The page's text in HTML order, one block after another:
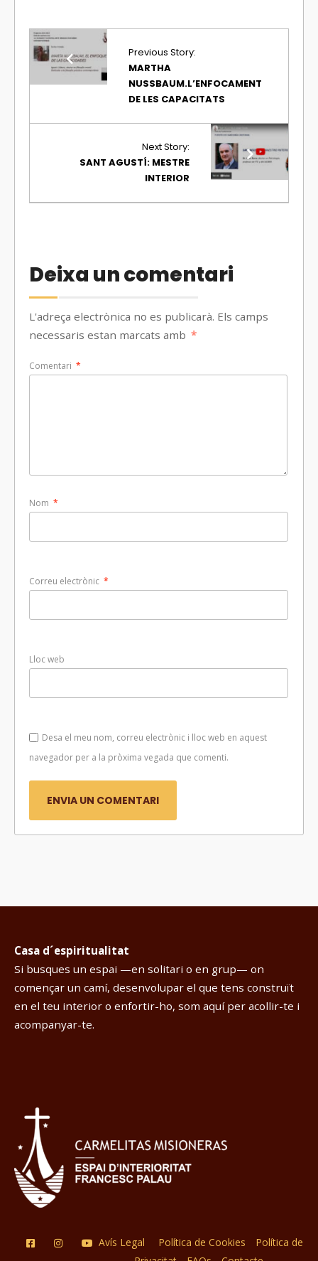
Previous Story:
MARTHA
NUSSBAUM.L’ENFOCAMENT
DE LES CAPACITATS
Next Story:
SANT AGUSTÍ: MESTRE
INTERIOR
Deixa un comentari
L'adreça electrònica no es publicarà. Els camps
necessaris estan marcats amb *
Comentari *
Nom *
Correu electrònic *
Lloc web
Desa el meu nom, correu electrònic i lloc web en aquest
navegador per a la pròxima vegada que comenti.
Casa d´espiritualitat
Si busques un espai —en solitari o en grup— on
començar un camí, desenvolupar el que tens construït
en el teu interior o enfortir-ho, som aquí per acollir-te i
acompanyar-te.
Avís Legal Política de Cookies
Política de